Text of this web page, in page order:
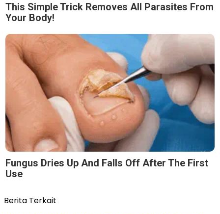
This Simple Trick Removes All Parasites From
Your Body!
Fungus Dries Up And Falls Off After The First
Use
Berita Terkait